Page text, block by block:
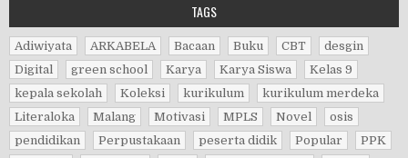
TAGS
Adiwiyata ARKABELA Bacaan Buku CBT
desgin
Digital
green school Karya Karya Siswa
Kelas 9
kepala sekolah
Koleksi kurikulum
kurikulum merdeka
Literaloka
Malang Motivasi MPLS Novel
osis
pendidikan
Perpustakaan peserta didik Popular
PPK